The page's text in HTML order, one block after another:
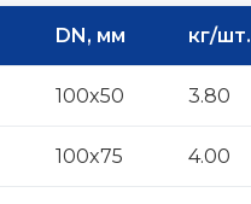
DN, мм кг/шт.
100x50 3.80
100x75 4.00